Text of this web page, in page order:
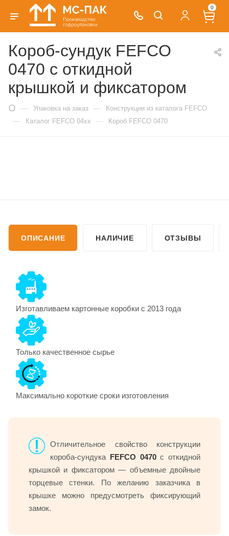
0
Короб-сундук FEFCO
0470 с откидной
крышкой и фиксатором
— Упаковка на заказ — Конструкции из каталога FEFCO
— Каталог FEFCO 04xx — Короб FEFCO 0470
ОПИСАНИЕ НАЛИЧИЕ ОТЗЫВЫ
Изготавливаем картонные коробки с 2013 года
Только качественное сырье
Максимально короткие сроки изготовления
Отличительное свойство конструкции
короба-сундука FEFCO 0470с откидной
крышкой и фиксатором — объемные двойные
торцевые стенки. По желанию заказчика в
крышке можно предусмотреть фиксирующий
замок.